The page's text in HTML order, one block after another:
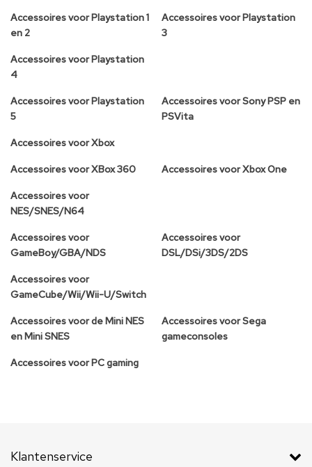
Accessoires voor Playstation 1
en 2
Accessoires voor Playstation
3
Accessoires voor Playstation
4
Accessoires voor Playstation
5
Accessoires voor Sony PSP en
PSVita
Accessoires voor Xbox
Accessoires voor XBox 360 Accessoires voor Xbox One
Accessoires voor
NES/SNES/N64
Accessoires voor
GameBoy/GBA/NDS
Accessoires voor
DSL/DSi/3DS/2DS
Accessoires voor
GameCube/Wii/Wii-U/Switch
Accessoires voor de Mini NES
en Mini SNES
Accessoires voor Sega
gameconsoles
Accessoires voor PC gaming
Klantenservice